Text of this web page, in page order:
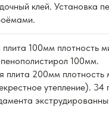
клей. Установка
100мм плотность
100мм.
200мм плотность
утепление). 34